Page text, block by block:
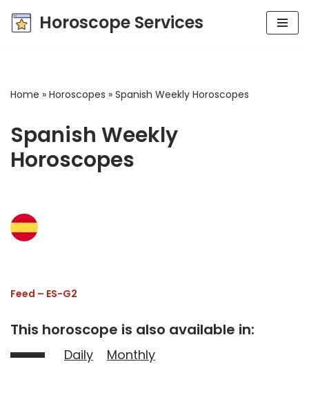
Skip
Horoscope Services
Home » Horoscopes » Spanish Weekly Horoscopes
Spanish Weekly
Horoscopes
Feed – ES-G2
This horoscope is also available in:
Daily Monthly